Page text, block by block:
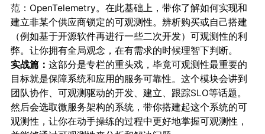
范：OpenTelemetry。在此基础上，带你了解如何实现和
建立非某个供应商锁定的可观测性。辨析购买或自己搭建
（例如基于开源软件再进行一些二次开发）可观测性的利
弊。让你拥有全局观念，在有需求的时候理智下判断。
实战篇： 这部分是专栏的重头戏，毕竟可观测性最重要的
目标就是保障系统和应用的服务可靠性。这个模块会讲到
团队协作、可观测驱动的开发、建立、跟踪SLO等话题。
然后会选取微服务架构的系统，带你搭建起这个系统的可
观测性，让你在动手操练的过程中更好地掌握可观测性，